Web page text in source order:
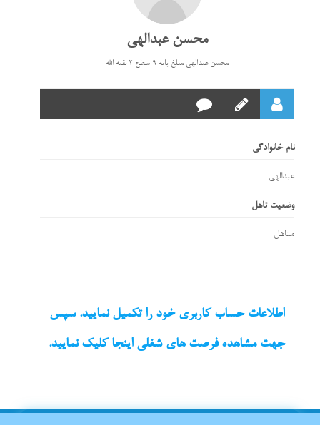
محسن عبدالهی
محسن عبدالهی مبلغ پایه 9 سطح 2 بقیه الله
نام خانوادگی
عبدالهی
وضعیت تاهل
متاهل
اطلاعات حساب کاربری خود را تکمیل نمایید. سپس
جهت مشاهده فرصت های شغلی اینجا کلیک نمایید.